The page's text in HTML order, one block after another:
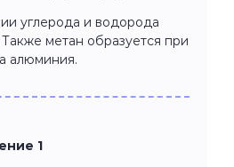
углерода и водорода
метан образуется при
алюминия.
1